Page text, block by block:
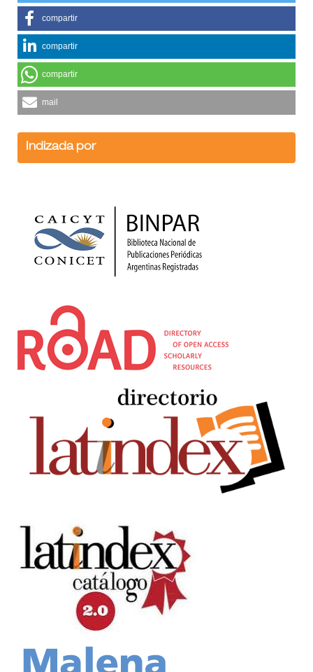
compartir
compartir
compartir
mail
Indizada por